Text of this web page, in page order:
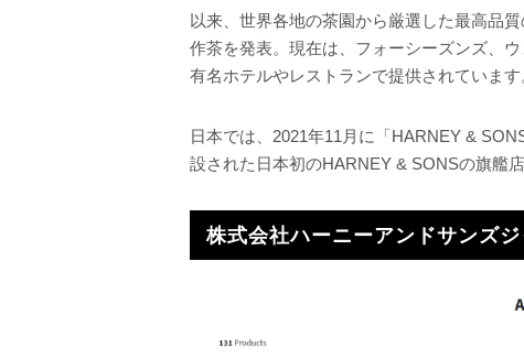
以来、世界各地の茶園から厳選した最高品
作茶を発表。現在は、フォーシーズンズ、
有名ホテルやレストランで提供されています
日本では、2021年11月に「HARNEY &
設された日本初のHARNEY & SONSの旗艦
株式会社ハーニーアンドサンズ